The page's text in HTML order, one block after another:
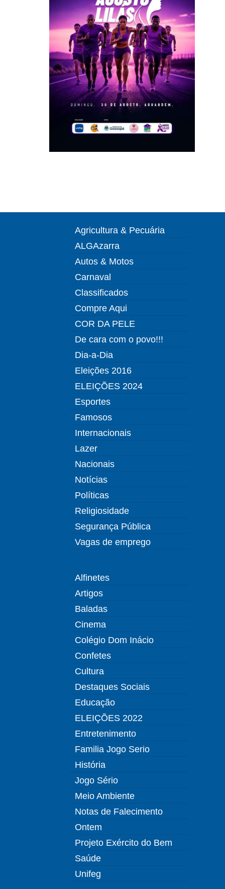
Agricultura & Pecuária
ALGAzarra
Autos & Motos
Carnaval
Classificados
Compre Aqui
COR DA PELE
De cara com o povo!!!
Dia-a-Dia
Eleições 2016
ELEIÇÕES 2024
Esportes
Famosos
Internacionais
Lazer
Nacionais
Notícias
Políticas
Religiosidade
Segurança Pública
Vagas de emprego
Alfinetes
Artigos
Baladas
Cinema
Colégio Dom Inácio
Confetes
Cultura
Destaques Sociais
Educação
ELEIÇÕES 2022
Entretenimento
Familia Jogo Serio
História
Jogo Sério
Meio Ambiente
Notas de Falecimento
Ontem
Projeto Exército do Bem
Saúde
Unifeg